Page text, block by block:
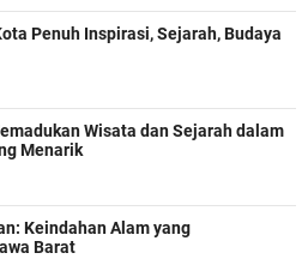
Penuh Inspirasi, Sejarah, Budaya
Wisata dan Sejarah dalam
Menarik
Keindahan Alam yang
Barat